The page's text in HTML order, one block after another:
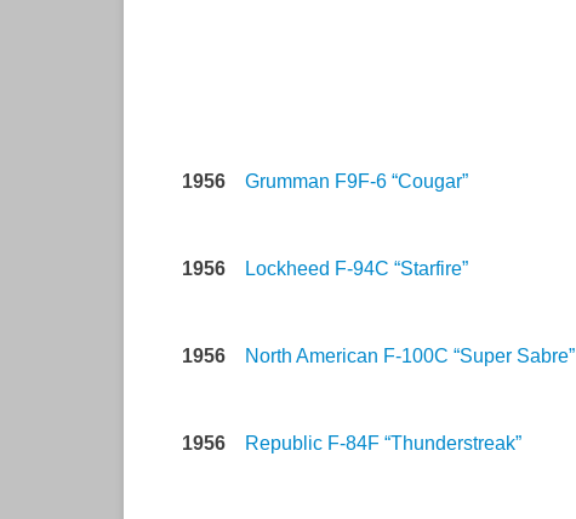
1956 Grumman F9F-6 “Cougar”
1956 Lockheed F-94C “Starfire”
1956 North American F-100C “Super Sabre”
1956 Republic F-84F “Thunderstreak”